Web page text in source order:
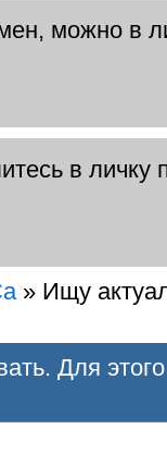
можно в
в личку
» Ищу
Для